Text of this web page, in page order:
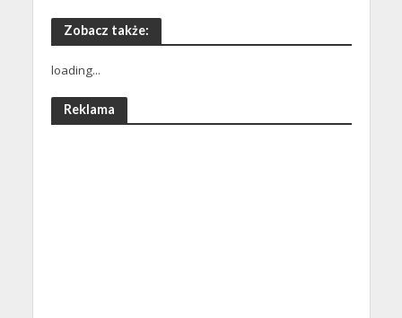
Zobacz także:
loading...
Reklama